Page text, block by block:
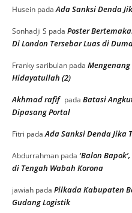
Husein padaAda Sanksi Denda
Sonhadji S pada Poster
Di London Tersebar Luas di
Franky saribulan pada
Hidayatullah (2)
Akhmad rafif pada Batasi
Dipasang Portal
Fitri padaAda Sanksi Denda Jika
Abdurrahman pada ‘Balon
di Tengah Wabah Korona
jawiah pada Pilkada Kabupaten
Gudang Logistik